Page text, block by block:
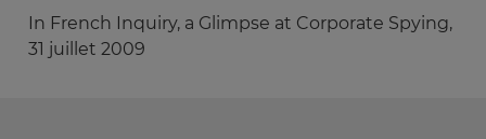
In French Inquiry, a Glimpse at Corporate Spying,
31 juillet 2009